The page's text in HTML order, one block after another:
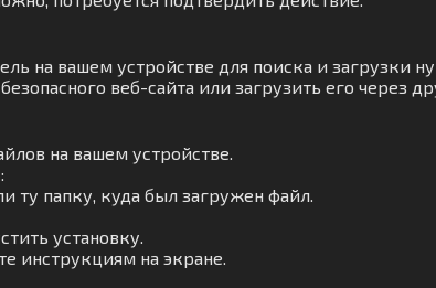
на вашем устройстве для поиска и загрузки
веб-сайта или загрузить его через
на вашем устройстве.
:
ту папку, куда был загружен файл.
установку.
инструкциям на экране.